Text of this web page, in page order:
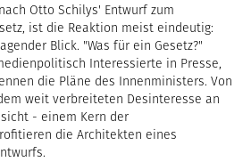
Otto Schilys' Entwurf zum
ist die Reaktion meist eindeutig:
Blick. "Was für ein Gesetz?"
Interessierte in Presse,
die Pläne des Innenministers. Von
weit verbreiteten Desinteresse an
- einem Kern der
die Architekten eines